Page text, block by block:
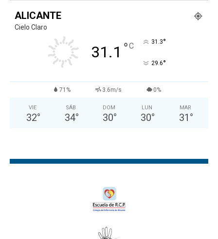
ALICANTE
Cielo Claro
31.1 °C 31.3°
29.6°
71% 3.6m/s 0%
VIE
32°
SÁB
34°
DOM
30°
LUN
30°
MAR
31 °